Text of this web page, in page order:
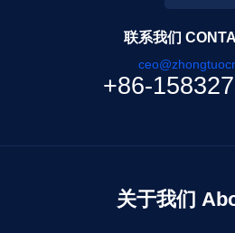
联系我们
+86-
关于我们